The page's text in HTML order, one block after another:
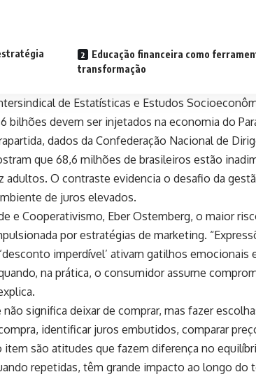
Educação financeira como
transformação
de Estatísticas e Estudos
bilhões devem ser injetados na economia do
dados da Confederação Nacional de
que 68,6 milhões de brasileiros estão
adultos. O contraste evidencia o desafio da
de juros elevados.
e Cooperativismo, Eber Ostemberg, o maior
por estratégias de marketing.
imperdível’ ativam gatilhos emocionais
na prática, o consumidor assume
significa deixar de comprar, mas fazer
identificar juros embutidos, comparar
são atitudes que fazem diferença no
repetidas, têm grande impacto ao longo do